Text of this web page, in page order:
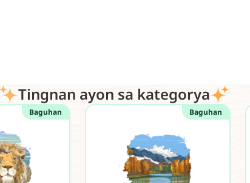
Tingnan ayon sa kategorya
Baguhan Baguhan